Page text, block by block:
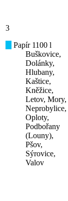
3
Papír 1100 l
Buškovice,
Dolánky,
Hlubany,
Kaštice,
Kněžice,
Letov, Mory,
Neprobylice,
Oploty,
Podbořany
(Louny),
Pšov,
Sýrovice,
Valov